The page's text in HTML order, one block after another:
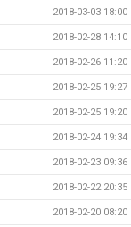
2018-03-03 18:00
2018-02-28 14:10
2018-02-26 11:20
2018-02-25 19:27
2018-02-25 19:20
2018-02-24 19:34
2018-02-23 09:36
2018-02-22 20:35
2018-02-20 08:20